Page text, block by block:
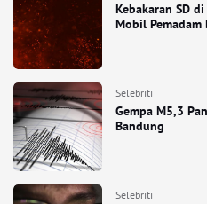
Kebakaran SD
Mobil Pemadam
Selebriti
Gempa M5,3
Bandung
Selebriti